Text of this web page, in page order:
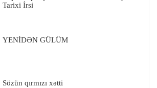
Tarixi İrsi
YENİDƏN GÜLÜM
Sözün qırmızı xətti